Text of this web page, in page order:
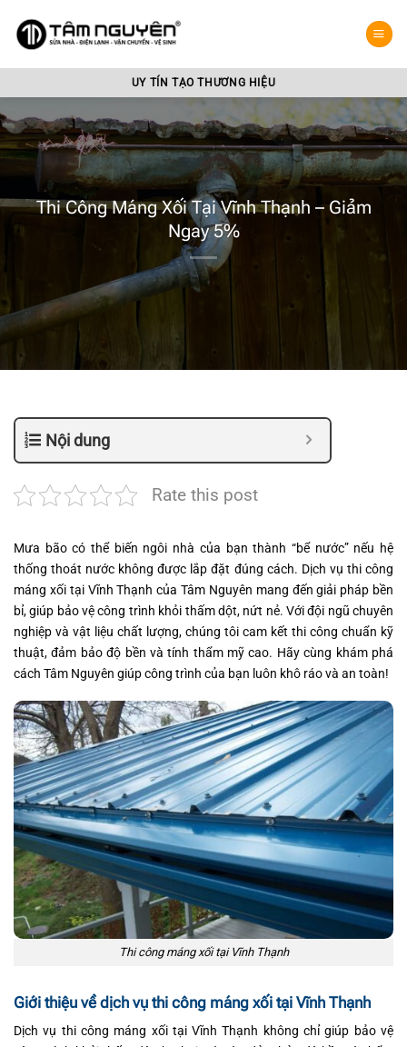
qua
dung
UY TÍN TẠO THƯƠNG HIỆU
Thi Công Máng Xối Tại Vĩnh Thạnh – Giảm
Ngay 5%
Nội dung
Rate this post
Mưa bão có thể biến ngôi nhà của bạn thành “bể nước” nếu hệ
thống thoát nước không được lắp đặt đúng cách. Dịch vụ thi công
máng xối tại Vĩnh Thạnh của Tâm Nguyên mang đến giải pháp bền
bỉ, giúp bảo vệ công trình khỏi thấm dột, nứt nẻ. Với đội ngũ chuyên
nghiệp và vật liệu chất lượng, chúng tôi cam kết thi công chuẩn kỹ
thuật, đảm bảo độ bền và tính thẩm mỹ cao. Hãy cùng khám phá
cách Tâm Nguyên giúp công trình của bạn luôn khô ráo và an toàn!
Thi công máng xối tại Vĩnh Thạnh
Giới thiệu về dịch vụ thi công máng xối tại Vĩnh Thạnh
Dịch vụ thi công máng xối tại Vĩnh Thạnh không chỉ giúp bảo vệ